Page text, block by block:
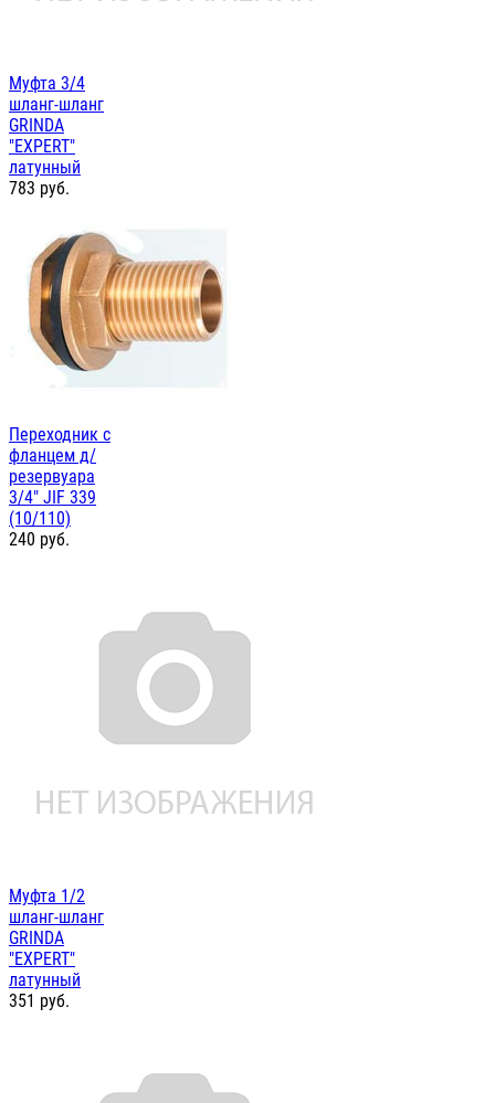
Муфта 3/4
шланг-шланг
GRINDA
"EXPERT"
латунный
783 руб.
Переходник с
фланцем д/
резервуара
3/4" JIF 339
(10/110)
240 руб.
Муфта 1/2
шланг-шланг
GRINDA
"EXPERT"
латунный
351 руб.